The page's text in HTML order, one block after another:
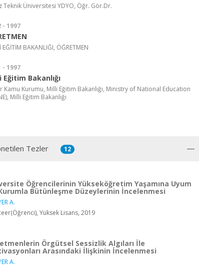
Teknik Üniversitesi YDYO, Öğr. Gör.Dr.
- 1997
EĞİTİM BAKANLIĞI, ÖĞRETMEN
- 1997
Eğitim Bakanlığı
Kamu Kurumu, Milli Eğitim Bakanlığı, Ministry of National Education
Milli Eğitim Bakanlığı
Tezler 12
Öğrencilerinin Yükseköğretim Yaşamına Uyum
Bütünleşme Düzeylerinin İncelenmesi
A.
Yüksek Lisans, 2019
Örgütsel Sessizlik Algıları İle
Arasındaki İlişkinin İncelenmesi
A.